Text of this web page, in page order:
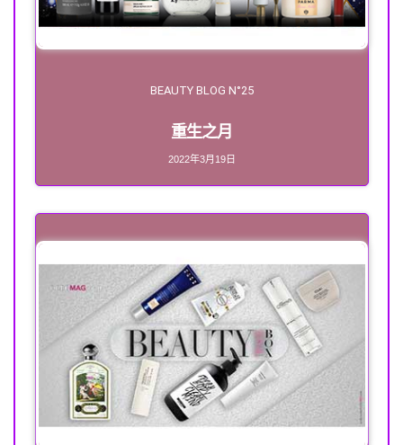
BEAUTY BLOG N°25
重生之月
2022年3月19日